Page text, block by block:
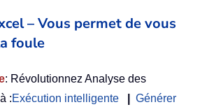
– Vous permet de vous
foule
: Révolutionnez Analyse des
:Exécution intelligente
Générer